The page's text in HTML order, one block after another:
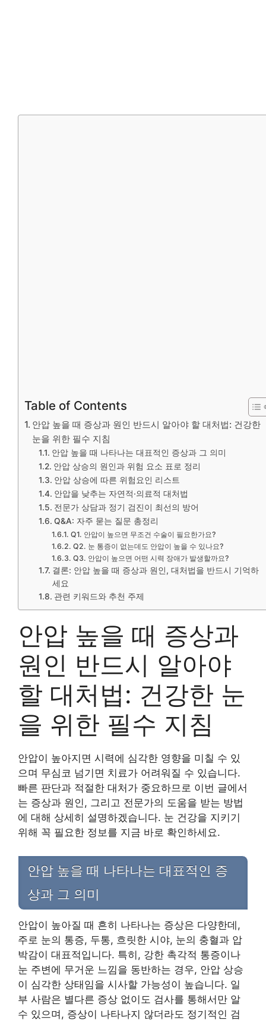
Table of Contents
안압 높을 때 증상과 원인 반드시 알아야 할 대처법: 건강한
눈을 위한 필수 지침
안압 높을 때 나타나는 대표적인 증상과 그 의미
안압 상승의 원인과 위험 요소 표로 정리
안압 상승에 따른 위험요인 리스트
안압을 낮추는 자연적·의료적 대처법
전문가 상담과 정기 검진이 최선의 방어
Q&A: 자주 묻는 질문 총정리
Q1. 안압이 높으면 무조건 수술이 필요한가요?
Q2. 눈 통증이 없는데도 안압이 높을 수 있나요?
Q3. 안압이 높으면 어떤 시력 장애가 발생할까요?
결론: 안압 높을 때 증상과 원인, 대처법을 반드시 기억하
세요
관련 키워드와 추천 주제
안압 높을 때 증상과
원인 반드시 알아야
할 대처법: 건강한 눈
을 위한 필수 지침
안압이 높아지면 시력에 심각한 영향을 미칠 수 있
으며 무심코 넘기면 치료가 어려워질 수 있습니다.
빠른 판단과 적절한 대처가 중요하므로 이번 글에서
는 증상과 원인, 그리고 전문가의 도움을 받는 방법
에 대해 상세히 설명하겠습니다. 눈 건강을 지키기
위해 꼭 필요한 정보를 지금 바로 확인하세요.
안압 높을 때 나타나는 대표적인 증
상과 그 의미
안압이 높아질 때 흔히 나타나는 증상은 다양한데,
주로 눈의 통증, 두통, 흐릿한 시야, 눈의 충혈과 압
박감이 대표적입니다. 특히, 강한 촉각적 통증이나
눈 주변에 무거운 느낌을 동반하는 경우, 안압 상승
이 심각한 상태임을 시사할 가능성이 높습니다. 일
부 사람은 별다른 증상 없이도 검사를 통해서만 알
수 있으며, 증상이 나타나지 않더라도 정기적인 검